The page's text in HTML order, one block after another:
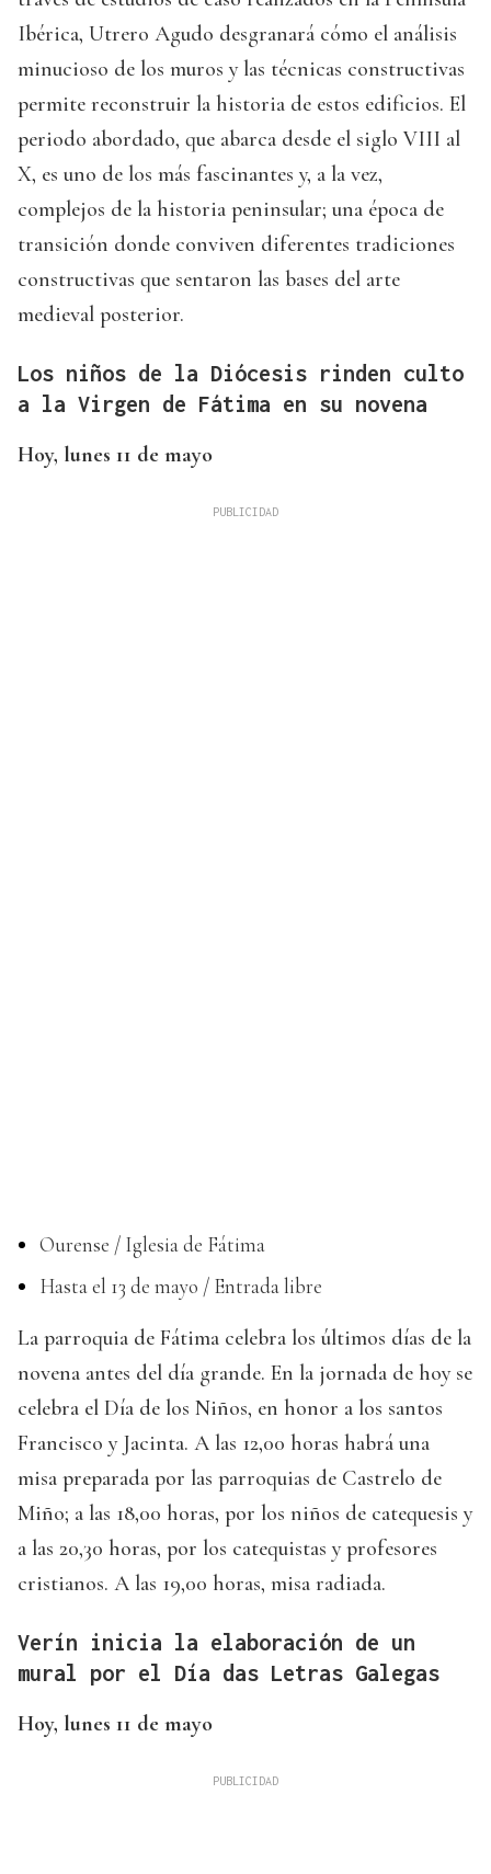
Ibérica, Utrero Agudo desgranará cómo el análisis
minucioso de los muros y las técnicas constructivas
permite reconstruir la historia de estos edificios. El
periodo abordado, que abarca desde el siglo VIII al
X, es uno de los más fascinantes y, a la vez,
complejos de la historia peninsular; una época de
transición donde conviven diferentes tradiciones
constructivas que sentaron las bases del arte
medieval posterior.
Los niños de la Diócesis rinden culto
a la Virgen de Fátima en su novena
Hoy, lunes 11 de mayo
Ourense / Iglesia de Fátima
Hasta el 13 de mayo / Entrada libre
La parroquia de Fátima celebra los últimos días de la
novena antes del día grande. En la jornada de hoy se
celebra el Día de los Niños, en honor a los santos
Francisco y Jacinta. A las 12,00 horas habrá una
misa preparada por las parroquias de Castrelo de
Miño; a las 18,00 horas, por los niños de catequesis y
a las 20,30 horas, por los catequistas y profesores
cristianos. A las 19,00 horas, misa radiada.
Verín inicia la elaboración de un
mural por el Día das Letras Galegas
Hoy, lunes 11 de mayo